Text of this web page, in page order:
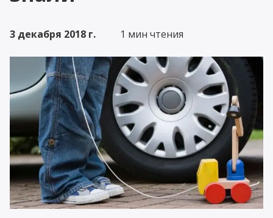
3 декабря 2018 г. 1 мин чтения